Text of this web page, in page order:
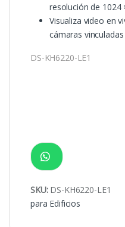
resolución de 1024
Visualiza video en
cámaras vinculadas
DS-KH6220-LE1
SKU: DS-KH6220-LE1
para Edificios